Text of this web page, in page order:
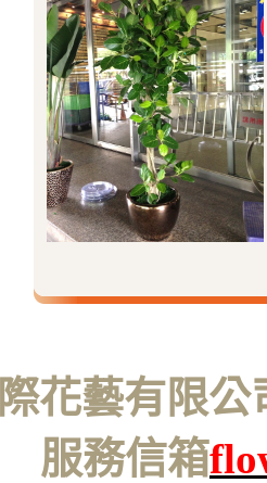
花藝有限
服務信箱